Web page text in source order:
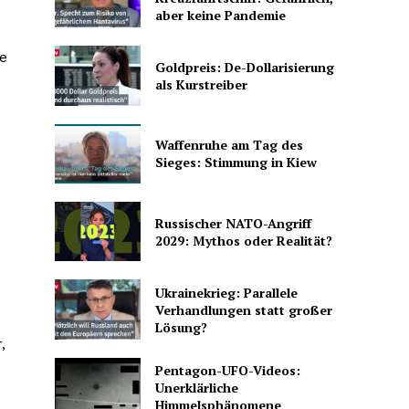
aber keine Pandemie
Goldpreis: De-Dollarisierung
als Kurstreiber
Waffenruhe am Tag des
Sieges: Stimmung in Kiew
Russischer NATO-Angriff
2029: Mythos oder Realität?
Ukrainekrieg: Parallele
Verhandlungen statt großer
Lösung?
Pentagon-UFO-Videos:
Unerklärliche
Himmelsphänomene